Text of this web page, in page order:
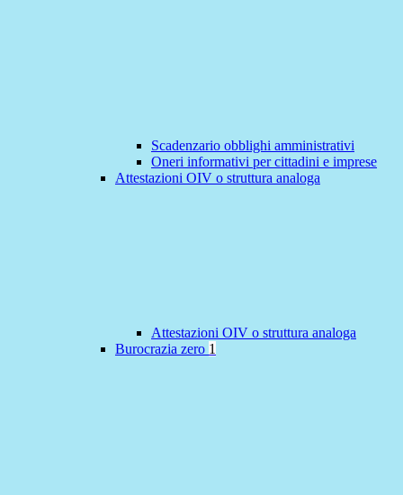
Scadenzario obblighi amministrativi
Oneri informativi per cittadini e imprese
Attestazioni OIV o struttura analoga
Attestazioni OIV o struttura analoga
Burocrazia zero 1